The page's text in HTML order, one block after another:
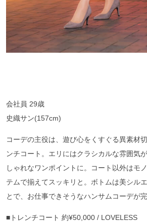
会社員 29歳
史織サン(157cm)
コーデの主役は、遊び心をくすぐる異素材
ンチコート。エリにはクラシカルな雰囲気
しゃれなワンポイントに。コート以外はモ
テムで揃えてスッキリと。ボトムは美シル
とで、お仕事できそうなハンサムコーデが完
■トレンチコート 約¥50,000 / LOVELESS